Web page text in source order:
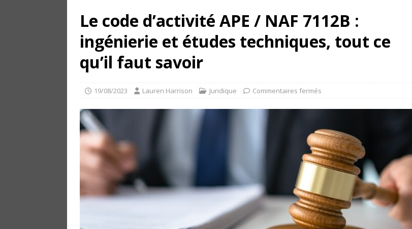
Le code d’activité APE / NAF 7112B :
ingénierie et études techniques, tout ce
qu’il faut savoir
19/08/2023 Lauren Harrison Juridique Commentaires fermés